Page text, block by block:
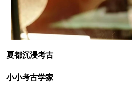
夏都沉浸考古
小小考古学家